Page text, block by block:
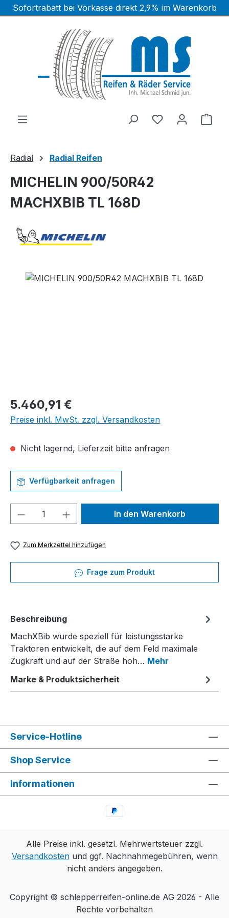
Zum Hauptinhalt springen
Sofortrabatt bei Vorkasse direkt 2,9% im Warenkorb
Radial Radial Reifen
MICHELIN 900/50R42
MACHXBIB TL 168D
Bildergalerie überspringen
Regulärer Preis:
5.460,91 €
Preise inkl. MwSt. zzgl. Versandkosten
Nicht lagernd, Lieferzeit bitte anfragen
Verfügbarkeit anfragen
Produkt Anzahl: Gib denIn den Warenkorb
Zum Merkzettel hinzufügen
Frage zum Produkt
Beschreibung
MachXBib wurde speziell für leistungsstarke
Traktoren entwickelt, die auf dem Feld maximale
Zugkraft und auf der Straße hoh… Mehr
Marke & Produktsicherheit
Service-Hotline
Shop Service
Informationen
Alle Preise inkl. gesetzl. Mehrwertsteuer zzgl.
Versandkostenund ggf. Nachnahmegebühren, wenn
nicht anders angegeben.
Copyright © schlepperreifen-online.de AG 2026 - Alle
Rechte vorbehalten